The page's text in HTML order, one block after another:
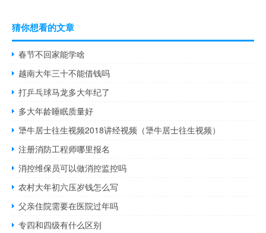
猜你想看的文章
春节不回家能学啥
越南大年三十不能借钱吗
打乒乓球马龙多大年纪了
多大年龄睡眠质量好
犟牛居士往生视频2018讲经视频（犟牛居士往生视频）
注册消防工程师哪里报名
消控维保员可以做消控监控吗
农村大年初六压岁钱怎么写
父亲住院需要在医院过年吗
专四和四级有什么区别